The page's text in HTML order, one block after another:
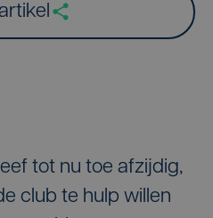
tot nu toe afzijdig,
club te hulp willen